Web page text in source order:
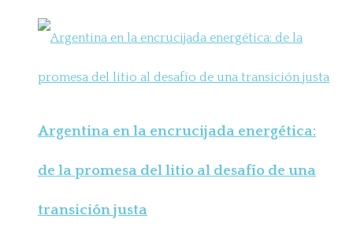
Argentina en la encrucijada energética:
de la promesa del litio al desafío de una
transición justa